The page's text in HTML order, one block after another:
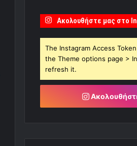
Ακολουθήστε μας στο
The Instagram Access
the Theme options page >
refresh it.